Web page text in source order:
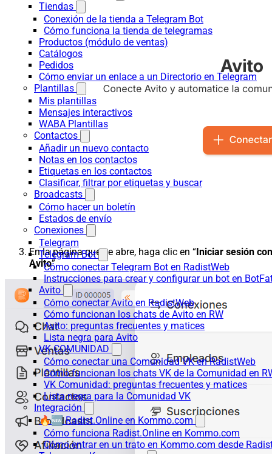
Tiendas
Conexión de la tienda a Telegram Bot
Cómo funciona la tienda de telegramas
Productos (módulo de ventas)
Catálogos
Pedidos
Cómo enviar un enlace a un Directorio en Telegram
Plantillas
Mis plantillas
Mensajes interactivos
WABA Plantillas
Contactos
Añadir un nuevo contacto
Notas en los contactos
Etiquetas en los contactos
Clasificar, filtrar por etiquetas y buscar
Broadcasts
Cómo hacer un boletín
Estados de envío
Conexiones
Telegram
Telegram Bot
Cómo conectar Telegram Bot en RadistWeb
Instrucciones para crear y configurar un bot en
Avito
Cómo conectar Avito en RadistWeb
Cómo funcionan los chats de Avito en RW
Avito: preguntas frecuentes y matices
Lista negra para Avito
VK COMUNIDAD
Cómo conectar una Comunidad VK en RadistWeb
Cómo funcionan los chats VK de la Comunidad en
VK Comunidad: preguntas frecuentes y matices
Lista negra para la Comunidad VK
Integración
🔥🆕 Radist.Online en Kommo.com
Cómo funciona Radist.Online en Kommo.com
Cómo entrar en un trato en Kommo.com desde
En la página que se abre, haga clic en “ Iniciar sesión con
Avito”.